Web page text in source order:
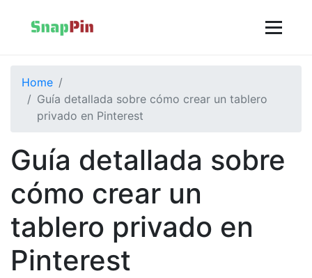
Home
Guía detallada sobre cómo crear un tablero
privado en Pinterest
Guía detallada sobre
cómo crear un
tablero privado en
Pinterest